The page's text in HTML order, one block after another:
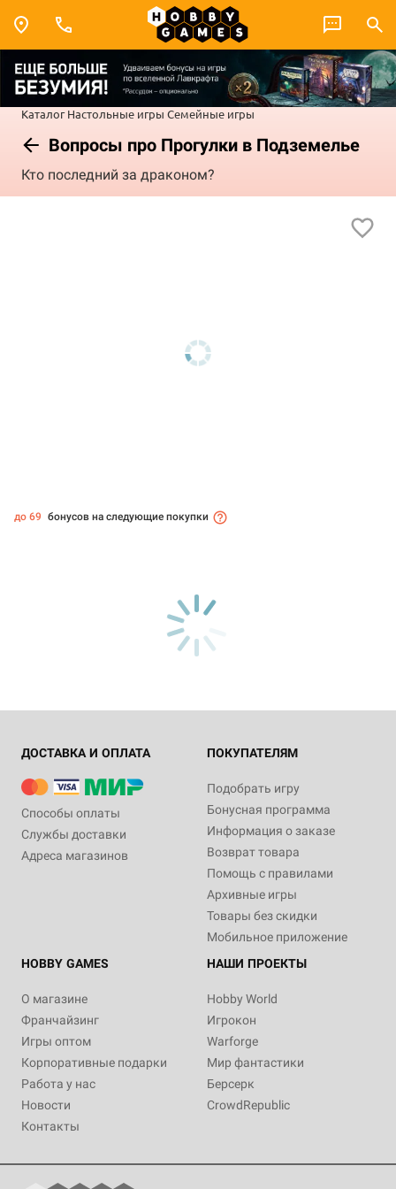
Каталог Настольные игры Семейные игры
Вопросы про Прогулки в Подземелье
Кто последний за драконом?
до 69 бонусов на следующие покупки
ДОСТАВКА И ОПЛАТА
Способы оплаты
Службы доставки
Адреса магазинов
ПОКУПАТЕЛЯМ
Подобрать игру
Бонусная программа
Информация о заказе
Возврат товара
Помощь с правилами
Архивные игры
Товары без скидки
Мобильное приложение
HOBBY GAMES
О магазине
Франчайзинг
Игры оптом
Корпоративные подарки
Работа у нас
Новости
Контакты
НАШИ ПРОЕКТЫ
Hobby World
Игрокон
Warforge
Мир фантастики
Берсерк
CrowdRepublic